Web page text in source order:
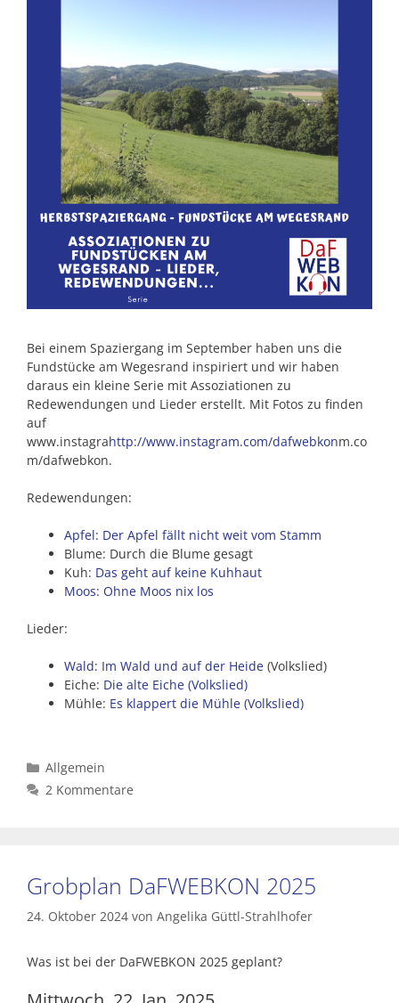
Bei einem Spaziergang im September haben uns die
Fundstücke am Wegesrand inspiriert und wir haben
daraus ein kleine Serie mit Assoziationen zu
Redewendungen und Lieder erstellt. Mit Fotos zu finden
auf
www.instagrahttp://www.instagram.com/dafwebkonm.co
m/dafwebkon.
Redewendungen:
Apfel: Der Apfel fällt nicht weit vom Stamm
Blume: Durch die Blume gesagt
Kuh: Das geht auf keine Kuhhaut
Moos: Ohne Moos nix los
Lieder:
Wald: Im Wald und auf der Heide (Volkslied)
Eiche: Die alte Eiche (Volkslied)
Mühle: Es klappert die Mühle (Volkslied)
Kategorien
Allgemein
2 Kommentare
Grobplan DaFWEBKON 2025
24. Oktober 2024 von Angelika Güttl-Strahlhofer
Was ist bei der DaFWEBKON 2025 geplant?